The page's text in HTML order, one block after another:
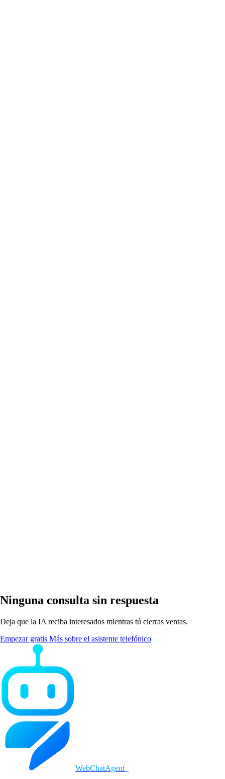
Ninguna consulta sin respuesta
Deja que la IA reciba interesados mientras tú cierras ventas.
Empezar gratis Más sobre el asistente telefónico
WebChatAgent